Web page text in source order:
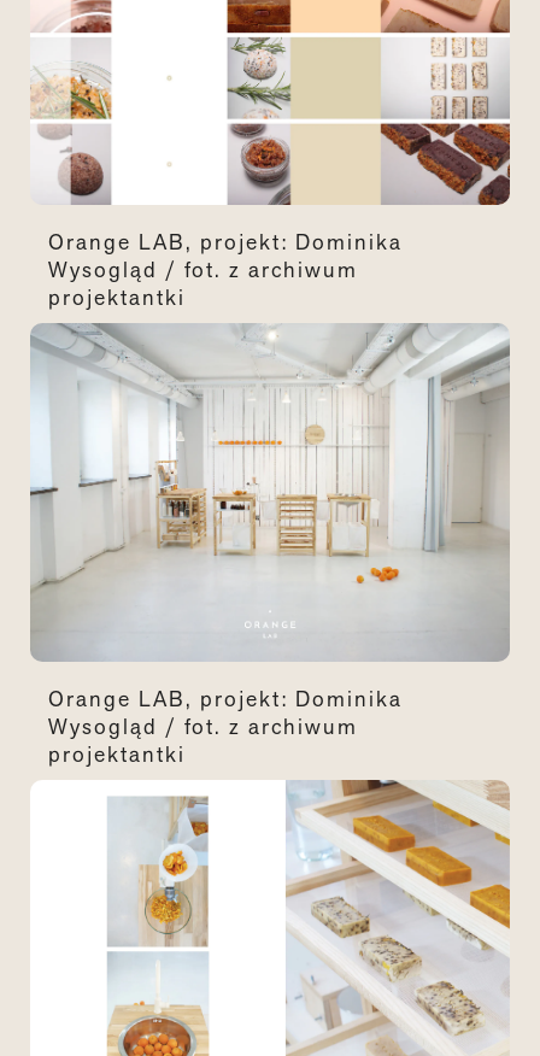
Orange LAB, projekt: Dominika
Wysogląd / fot. z archiwum
projektantki
Orange LAB, projekt: Dominika
Wysogląd / fot. z archiwum
projektantki